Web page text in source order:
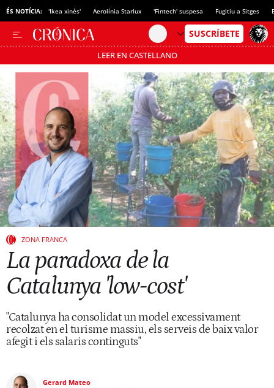
ÉS NOTÍCIA: 'Ikea xinès' Aerolínia Starlux 'Fintech' suspesa Fugitiu a Sitges
LEER EN CASTELLANO
Passa’t al mode estalvi
ZONA FRANCA
La paradoxa de la
Catalunya 'low-cost'
"Catalunya ha consolidat un model excessivament
recolzat en el turisme massiu, els serveis de baix valor
afegit i els salaris continguts"
Gerard Mateo